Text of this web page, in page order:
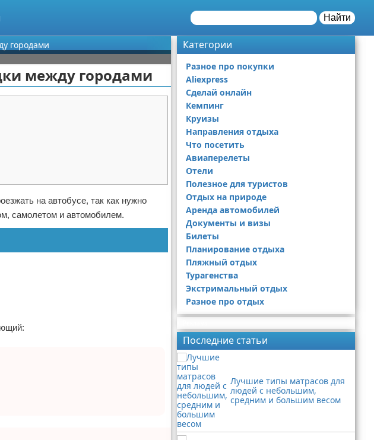
Найти
городами
между городами
на автобусе, так как нужно
самолетом и автомобилем.
Категории
Разное про покупки
Aliexpress
Сделай онлайн
Кемпинг
Круизы
Направления отдыха
Что посетить
Авиаперелеты
Отели
Полезное для туристов
Отдых на природе
Аренда автомобилей
Документы и визы
Билеты
Планирование отдыха
Пляжный отдых
Турагенства
Экстримальный отдых
Разное про отдых
Последние статьи
Лучшие типы матрасов для
людей с небольшим,
средним и большим весом